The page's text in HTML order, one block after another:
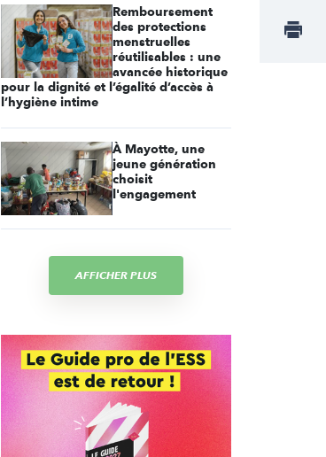
Remboursement
des protections
menstruelles
réutilisables : une
avancée historique
pour la dignité et l’égalité d’accès à
l’hygiène intime
À Mayotte, une
jeune génération
choisit
l'engagement
AFFICHER PLUS